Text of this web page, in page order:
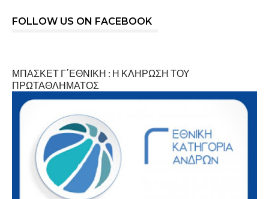
FOLLOW US ON FACEBOOK
ΜΠΑΣΚΕΤ Γ΄ΕΘΝΙΚΗ : Η ΚΛΗΡΩΣΗ ΤΟΥ
ΠΡΩΤΑΘΛΗΜΑΤΟΣ